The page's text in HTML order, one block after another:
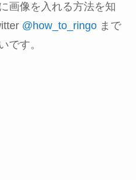
画像を入れる方法を知
@how_to_ringoまで
です。